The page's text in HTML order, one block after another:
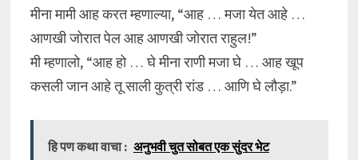
मीना मामी आह करत म्हणाल्या, “आह … मजा येत आहे …
आणखी जोरात पेल आह आणखी जोरात राहुल!”
मी म्हणालो, “आह हो … घे मीना राणी मजा घे … आह खूप
कसली जान आहे तू साली कुत्री रांड … आणि घे लौड़ा.”
हि पण कथा वाचा : अनुभवी चुत सोबत एक सुंदर भेट